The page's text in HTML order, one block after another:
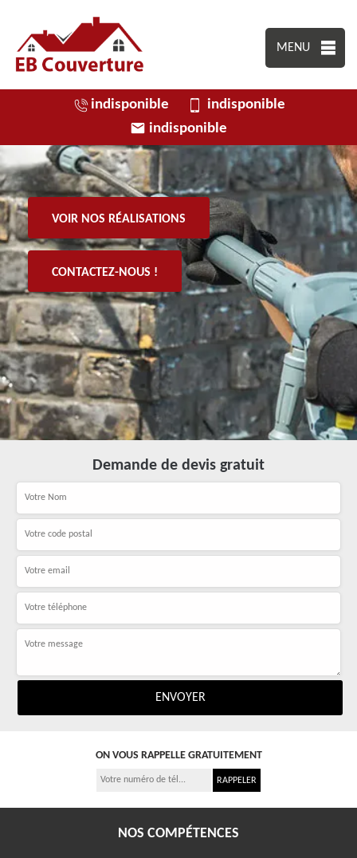
MENU
indisponible
indisponible
indisponible
VOIR NOS RÉALISATIONS
CONTACTEZ-NOUS !
Demande de devis gratuit
ON VOUS RAPPELLE GRATUITEMENT
NOS COMPÉTENCES